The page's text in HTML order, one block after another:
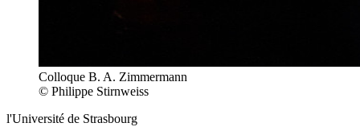
Colloque B. A. Zimmermann
© Philippe Stirnweiss
l'Université de Strasbourg